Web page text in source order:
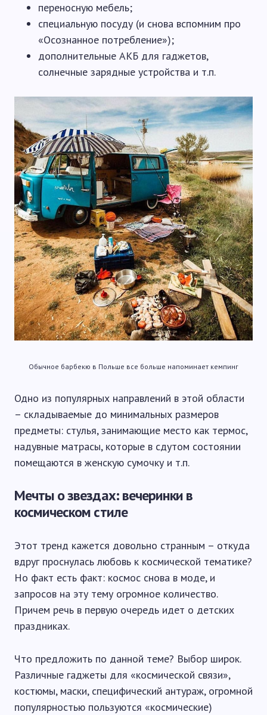
переносную мебель;
специальную посуду (и снова вспомним про
«Осознанное потребление»);
дополнительные АКБ для гаджетов,
солнечные зарядные устройства и т.п.
Обычное барбекю в Польше все больше напоминает кемпинг
Одно из популярных направлений в этой области
– складываемые до минимальных размеров
предметы: стулья, занимающие место как термос,
надувные матрасы, которые в сдутом состоянии
помещаются в женскую сумочку и т.п.
Мечты о звездах: вечеринки в
космическом стиле
Этот тренд кажется довольно странным – откуда
вдруг проснулась любовь к космической тематике?
Но факт есть факт: космос снова в моде, и
запросов на эту тему огромное количество.
Причем речь в первую очередь идет о детских
праздниках.
Что предложить по данной теме? Выбор широк.
Различные гаджеты для «космической связи»,
костюмы, маски, специфический антураж, огромной
популярностью пользуются «космические)